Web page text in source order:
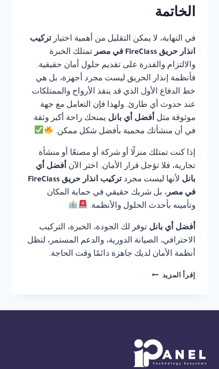
الخاتمة
في النهاية، لا يمكن التقليل من أهمية اختيار تركيب
انذار حريق FireClass في مصر
تمتلك الخبرة
والالتزام والقدرة على تقديم حلول أمان حقيقية.
فأنظمة إنذار الحريق ليست مجرد أجهزة، بل هي
خط الدفاع الأول الذي قد ينقذ الأرواح والممتلكات
عند حدوث أي طارئ. ولهذا فإن التعامل مع جهة
موثوقة مثل أفضل أي بانل يمنحك راحة أكبر وثقة
في أن منشأتك محمية بأفضل شكل ممكن.
إذا كنت تمتلك منزلًا أو شركة أو مصنعًا أو منشأة
تجارية، فلا تؤجل قرار الأمان. اختر الآن أفضل أي
بانل لأنها ليست مجرد
تركيب انذار حريق FireClass
في مصر، بل شريك حقيقي في حماية المكان
وتأمينه بأحدث الحلول والأنظمة.
أفضل أي بانل توفر لك الجودة، الخبرة، التركيب
الاحترافي، الصيانة الدورية، والدعم المستمر، لتظل
أنظمة الأمان لديك جاهزة دائمًا وقت الحاجة.
إقرأ المزيد تركيب
01554305486